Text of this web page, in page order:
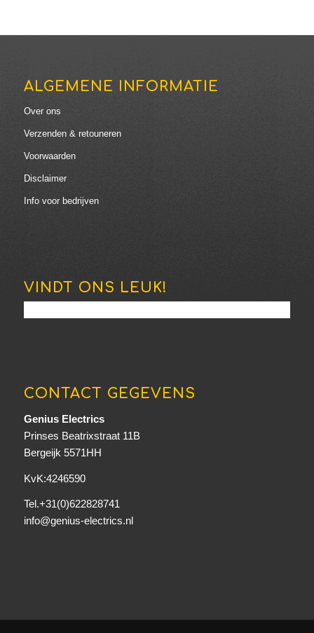
ALGEMENE INFORMATIE
Over ons
Verzenden & retouneren
Voorwaarden
Disclaimer
Info voor bedrijven
VINDT ONS LEUK!
CONTACT GEGEVENS
Genius Electrics
Prinses Beatrixstraat 11B
Bergeijk 5571HH
KvK:4246590
Tel.+31(0)622828741
info@genius-electrics.nl